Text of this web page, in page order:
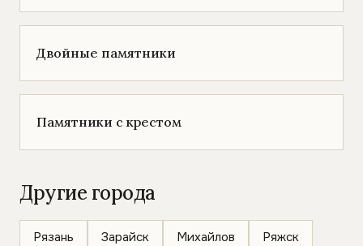
Двойные памятники
Памятники с крестом
Другие города
Рязань Зарайск Михайлов Ряжск